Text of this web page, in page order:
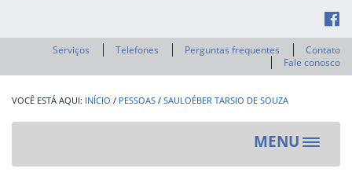
Serviços Telefones Perguntas frequentes
Contato
Fale conosco
INÍCIO / PESSOAS / SAULOÉBER TARSIO DE SOUZA
MENU
Toggle